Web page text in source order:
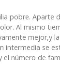
pobre. Aparte
Al mismo
mejor,y
intermedia se
número de